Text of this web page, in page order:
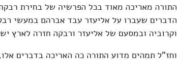
התורה מאריכה מאוד בכל הפרשיה של בחירת
הדברים שעברו על אליעזר עבד אברהם במעשי
וקרוביה ובמסעם של אליעזר ורבקה חזרה לארץ
וחז"ל תמהים מדוע התורה כה האריכה בדברים